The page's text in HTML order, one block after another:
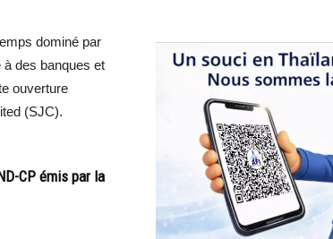
dominé par
à des banques et
ouverture
(SJC).
CP émis par la